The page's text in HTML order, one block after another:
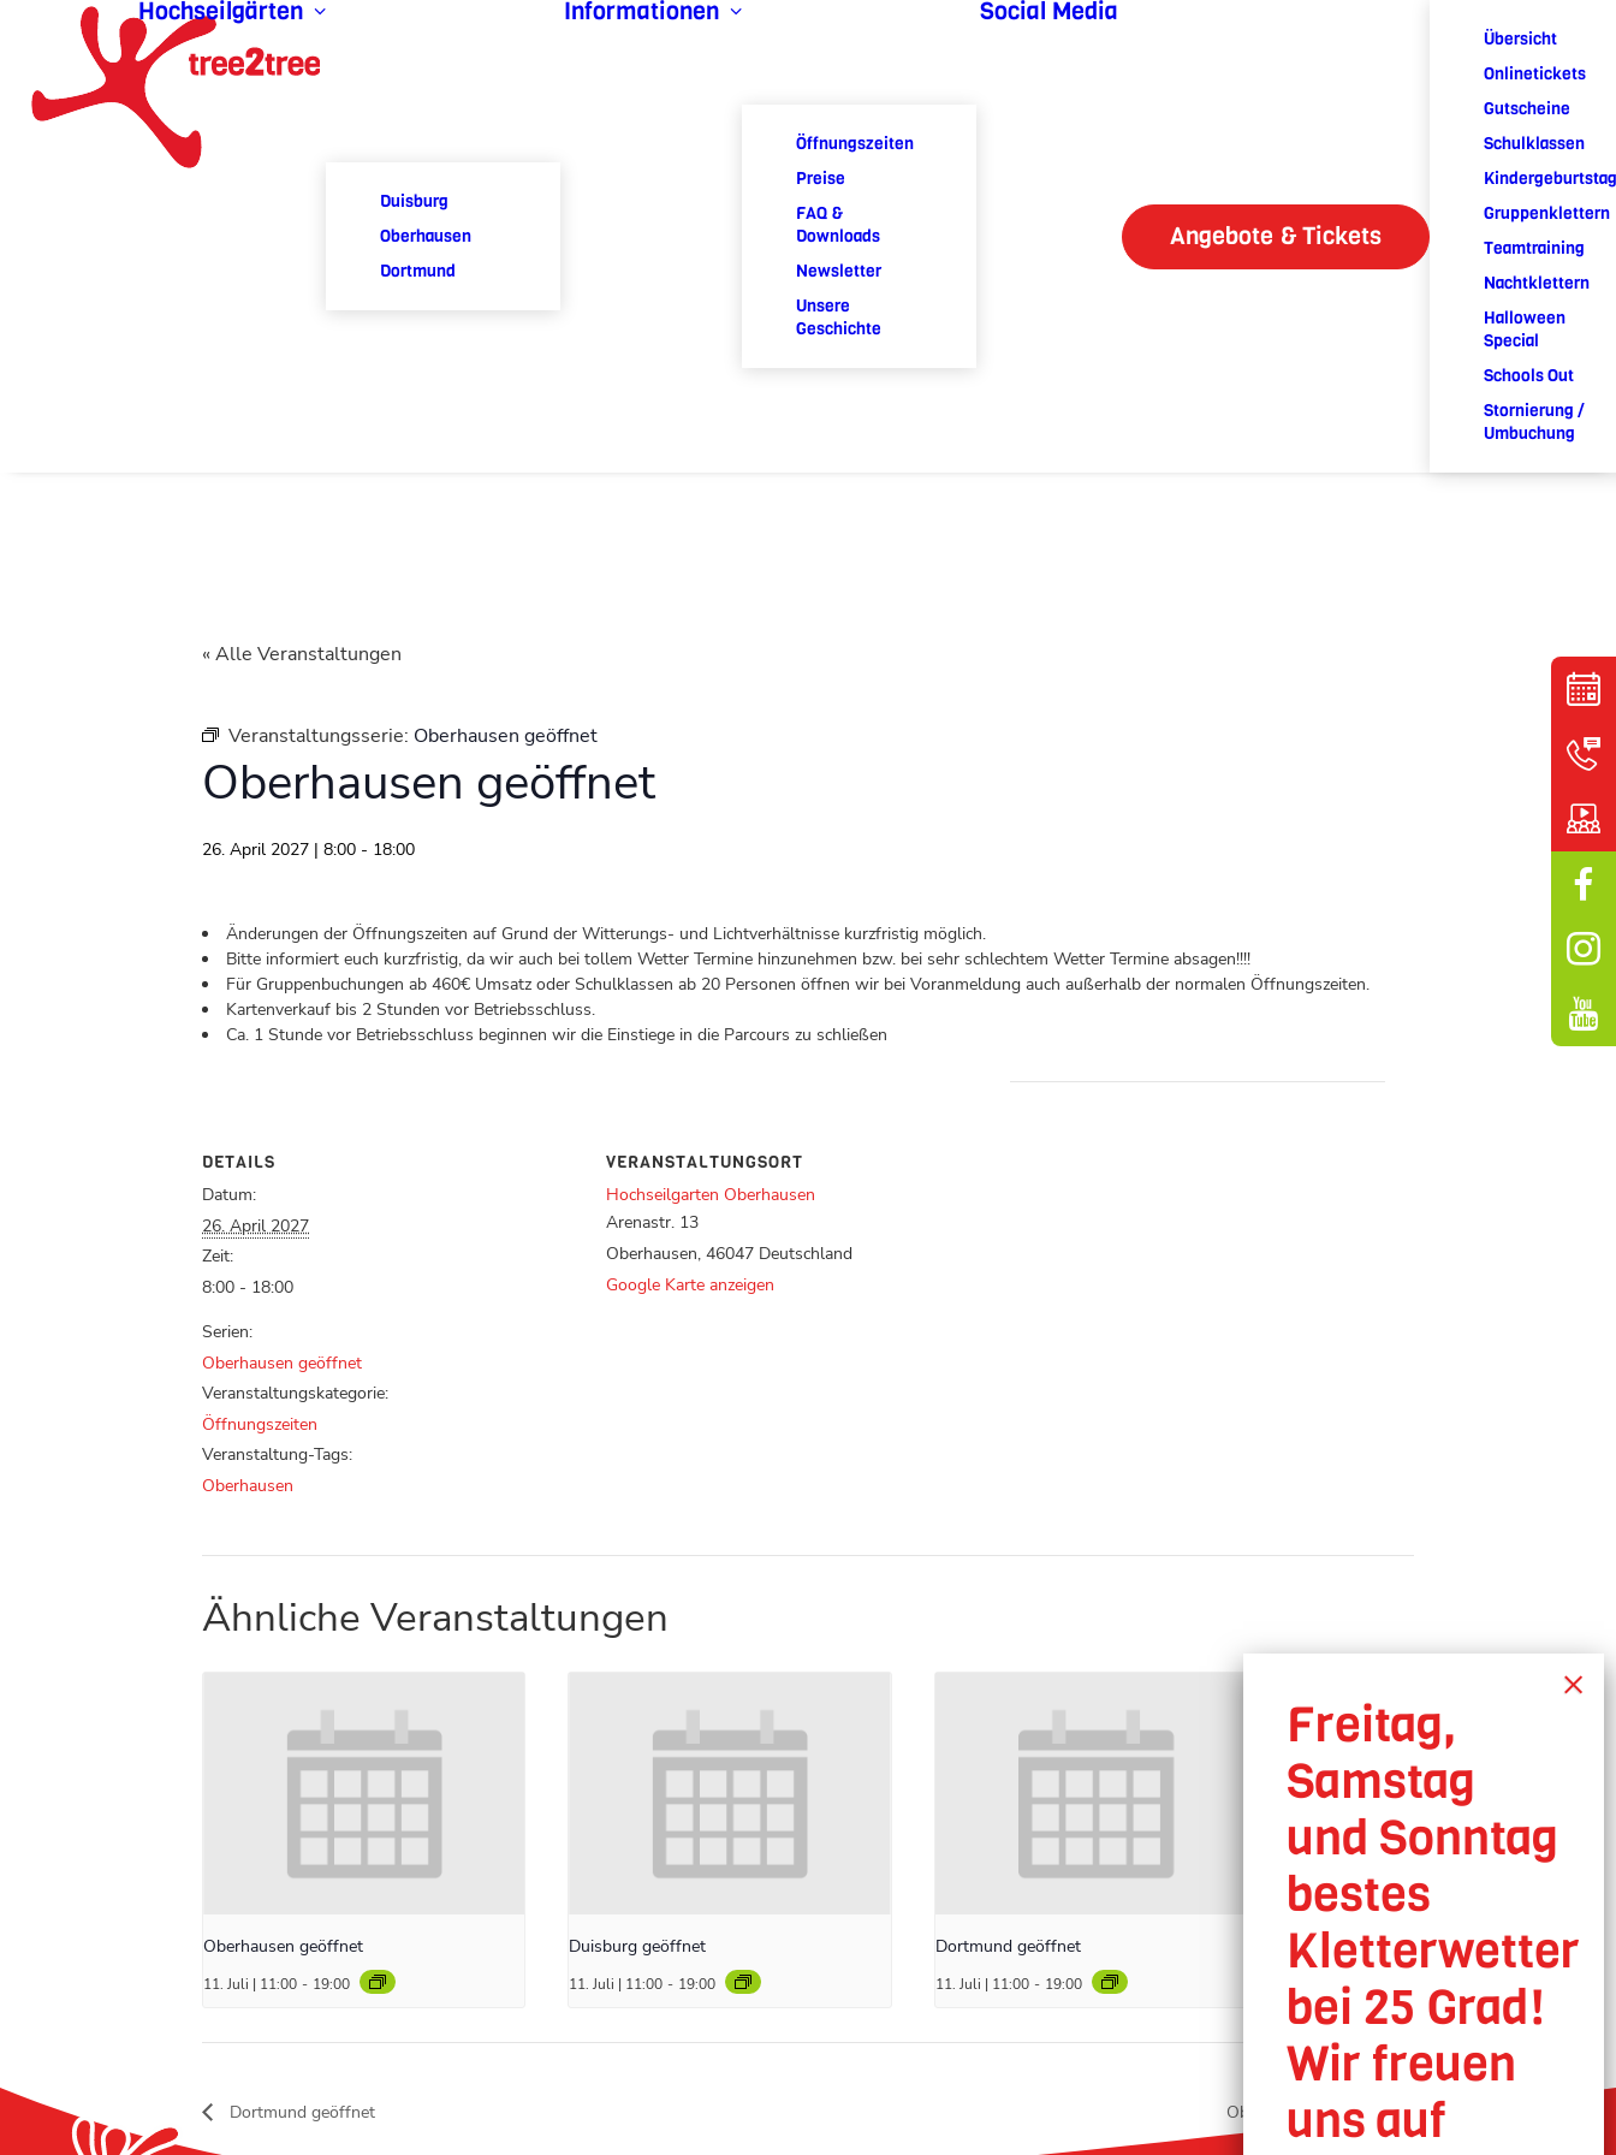
Hochseilgärten
Duisburg
Oberhausen
Dortmund
Informationen
Öffnungszeiten
Preise
FAQ &
Downloads
Newsletter
Unsere
Geschichte
Social Media
Angebote & Tickets
Übersicht
Onlinetickets
Gutscheine
Schulklassen
Kindergeburtstag
Gruppenklettern
Teamtraining
Nachtklettern
Halloween
Special
Schools Out
Stornierung /
Umbuchung
« Alle Veranstaltungen
Veranstaltungsserie: Oberhausen geöffnet
Oberhausen geöffnet
26. April 2027 | 8:00 - 18:00
Änderungen der Öffnungszeiten auf Grund der Witterungs- und Lichtverhältnisse kurzfristig möglich.
Bitte informiert euch kurzfristig, da wir auch bei tollem Wetter Termine hinzunehmen bzw. bei sehr schlechtem Wetter Termine absagen!!!!
Für Gruppenbuchungen ab 460€ Umsatz oder Schulklassen ab 20 Personen öffnen wir bei Voranmeldung auch außerhalb der normalen Öffnungszeiten.
Kartenverkauf bis 2 Stunden vor Betriebsschluss.
Ca. 1 Stunde vor Betriebsschluss beginnen wir die Einstiege in die Parcours zu schließen
DETAILS
Datum:
26. April 2027
Zeit:
8:00 - 18:00
Serien:
Oberhausen geöffnet
Veranstaltungskategorie:
Öffnungszeiten
Veranstaltung-Tags:
Oberhausen
VERANSTALTUNGSORT
Hochseilgarten Oberhausen
Arenastr. 13
Oberhausen, 46047 Deutschland
Google Karte anzeigen
Ähnliche Veranstaltungen
Oberhausen geöffnet
11. Juli | 11:00 - 19:00
Duisburg geöffnet
11. Juli | 11:00 - 19:00
Dortmund geöffnet
11. Juli | 11:00 - 19:00
Dortmund geöffnet Oberhausen geöffnet